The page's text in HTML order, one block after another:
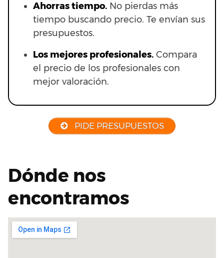
Ahorras tiempo. No pierdas más
tiempo buscando precio. Te envían sus
presupuestos.
Los mejores profesionales. Compara
el precio de los profesionales con
mejor valoración.
PIDE PRESUPUESTOS
Dónde nos
encontramos